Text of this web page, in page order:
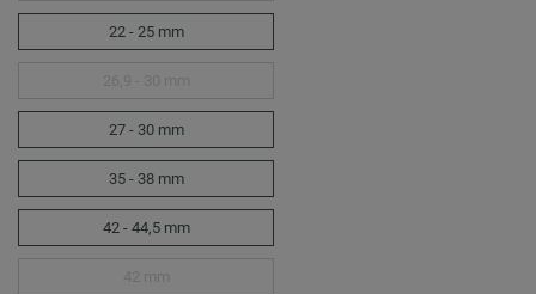
22 - 25 mm
27 - 30 mm
35 - 38 mm
42 - 44,5 mm